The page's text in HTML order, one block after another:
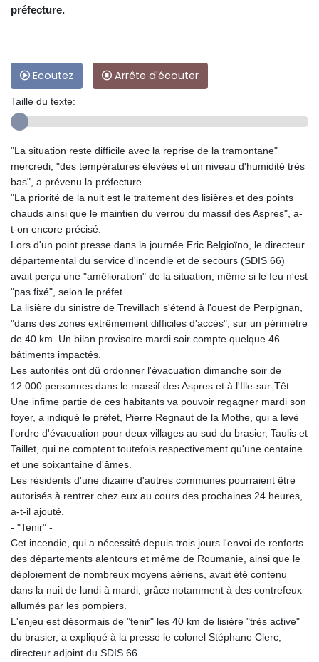
préfecture.
Ecoutez Arrête d'écouter
Taille du texte:
"La situation reste difficile avec la reprise de la tramontane"
mercredi, "des températures élevées et un niveau d'humidité très
bas", a prévenu la préfecture.
"La priorité de la nuit est le traitement des lisières et des points
chauds ainsi que le maintien du verrou du massif des Aspres", a-
t-on encore précisé.
Lors d'un point presse dans la journée Eric Belgioïno, le directeur
départemental du service d'incendie et de secours (SDIS 66)
avait perçu une "amélioration" de la situation, même si le feu n'est
"pas fixé", selon le préfet.
La lisière du sinistre de Trevillach s'étend à l'ouest de Perpignan,
"dans des zones extrêmement difficiles d'accès", sur un périmètre
de 40 km. Un bilan provisoire mardi soir compte quelque 46
bâtiments impactés.
Les autorités ont dû ordonner l'évacuation dimanche soir de
12.000 personnes dans le massif des Aspres et à l'Ille-sur-Têt.
Une infime partie de ces habitants va pouvoir regagner mardi son
foyer, a indiqué le préfet, Pierre Regnaut de la Mothe, qui a levé
l'ordre d'évacuation pour deux villages au sud du brasier, Taulis et
Taillet, qui ne comptent toutefois respectivement qu'une centaine
et une soixantaine d'âmes.
Les résidents d'une dizaine d'autres communes pourraient être
autorisés à rentrer chez eux au cours des prochaines 24 heures,
a-t-il ajouté.
- "Tenir" -
Cet incendie, qui a nécessité depuis trois jours l'envoi de renforts
des départements alentours et même de Roumanie, ainsi que le
déploiement de nombreux moyens aériens, avait été contenu
dans la nuit de lundi à mardi, grâce notamment à des contrefeux
allumés par les pompiers.
L'enjeu est désormais de "tenir" les 40 km de lisière "très active"
du brasier, a expliqué à la presse le colonel Stéphane Clerc,
directeur adjoint du SDIS 66.